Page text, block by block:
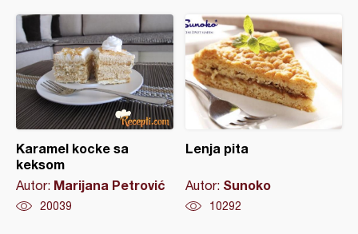
Karamel kocke sa
keksom
Autor: Marijana Petrović
20039
Lenja pita
Autor: Sunoko
10292